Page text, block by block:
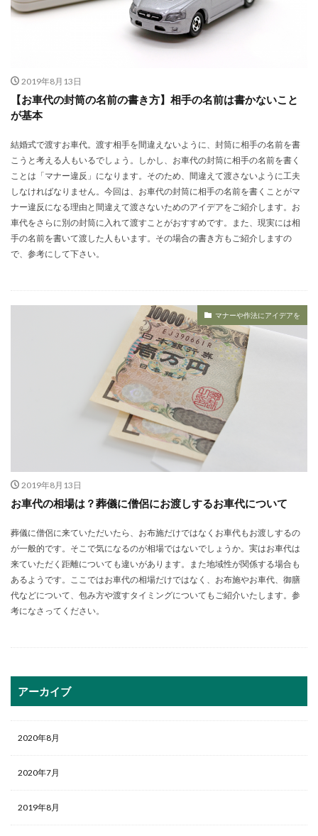
2019年8月13日
【お車代の封筒の名前の書き方】相手の名前は書かないこと
が基本
結婚式で渡すお車代。渡す相手を間違えないように、封筒に相手の名前を書
こうと考える人もいるでしょう。しかし、お車代の封筒に相手の名前を書く
ことは「マナー違反」になります。そのため、間違えて渡さないように工夫
しなければなりません。今回は、お車代の封筒に相手の名前を書くことがマ
ナー違反になる理由と間違えて渡さないためのアイデアをご紹介します。お
車代をさらに別の封筒に入れて渡すことがおすすめです。また、現実には相
手の名前を書いて渡した人もいます。その場合の書き方もご紹介しますの
で、参考にして下さい。
マナーや作法にアイデアを
2019年8月13日
お車代の相場は？葬儀に僧侶にお渡しするお車代について
葬儀に僧侶に来ていただいたら、お布施だけではなくお車代もお渡しするの
が一般的です。そこで気になるのが相場ではないでしょうか。実はお車代は
来ていただく距離についても違いがあります。また地域性が関係する場合も
あるようです。ここではお車代の相場だけではなく、お布施やお車代、御膳
代などについて、包み方や渡すタイミングについてもご紹介いたします。参
考になさってください。
アーカイブ
2020年8月
2020年7月
2019年8月